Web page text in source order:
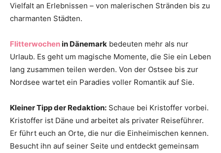
Hochzeit
Vielfalt an Erlebnissen – von malerischen Stränden bis zu
charmanten Städten.
Flitterwochenin Dänemark bedeuten mehr als nur
Urlaub. Es geht um magische Momente, die Sie ein Leben
lang zusammen teilen werden. Von der Ostsee bis zur
Nordsee wartet ein Paradies voller Romantik auf Sie.
Kleiner Tipp der Redaktion: Schaue bei Kristoffer vorbei.
Kristoffer ist Däne und arbeitet als privater Reiseführer.
Er führt euch an Orte, die nur die Einheimischen kennen.
Besucht ihn auf seiner Seite und entdeckt gemeinsam